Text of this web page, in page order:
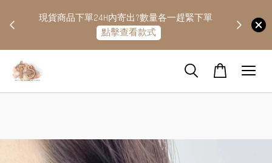
現貨商品下單24H內寄出?數量各一趕緊下單
點擊查看款式